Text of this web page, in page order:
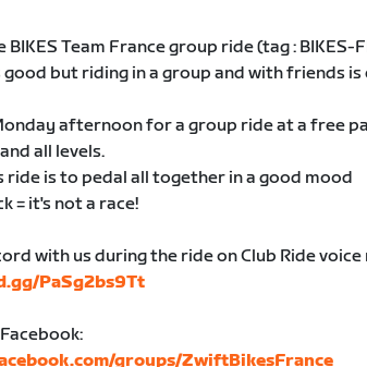
Team France group ride (tag : BIKES-
good but riding in a group and with friends
afternoon for a group ride at a free
all levels.
ride is to pedal all together in a good mood
= it's not a race!
with us during the ride on Club Ride
PaSg2bs9Tt
groups/ZwiftBikesFrance